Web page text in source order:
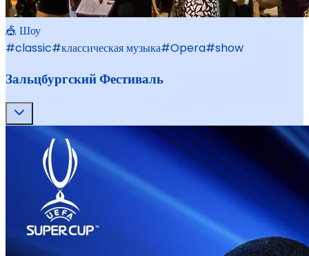
🎪 Шоу
#classic#классическая музыка#Opera#show
Зальцбургский Фестиваль